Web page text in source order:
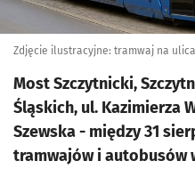
Zdjęcie ilustracyjne: tramwaj na
Most Szczytnicki,
Śląskich, ul. Kazimierza
Szewska - między 31
tramwajów i autobusów